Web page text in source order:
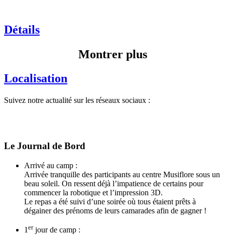
Détails
Montrer plus
Localisation
Suivez notre actualité sur les réseaux sociaux :
Le Journal de Bord
Arrivé au camp :
Arrivée tranquille des participants au centre Musiflore sous un
beau soleil. On ressent déjà l’impatience de certains pour
commencer la robotique et l’impression 3D.
Le repas a été suivi d’une soirée où tous étaient prêts à
dégainer des prénoms de leurs camarades afin de gagner !
1 erjour de camp :